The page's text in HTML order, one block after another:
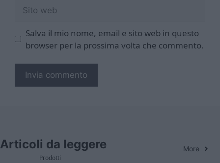
web
Salva il mio nome, email e sito web in questo
browser per la prossima volta che commento.
Articoli da leggere
More
Prodotti